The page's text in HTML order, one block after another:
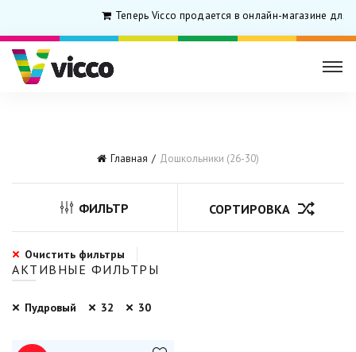
Теперь Vicco продается в онлайн-магазине для
Главная Дошкольники (26-30)
ФИЛЬТР СОРТИРОВКА
Очистить фильтры
АКТИВНЫЕ ФИЛЬТРЫ
Пудровый 32 30